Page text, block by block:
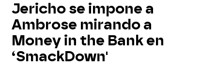
Jericho se impone a
Ambrose mirando a
Money in the Bank en
‘SmackDown'